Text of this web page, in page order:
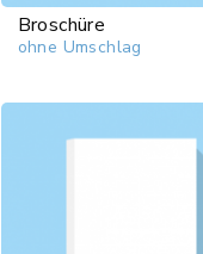
Broschüre
ohne Umschlag